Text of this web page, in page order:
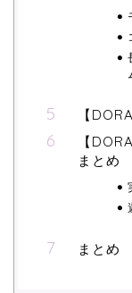
【
【
まとめ
まとめ